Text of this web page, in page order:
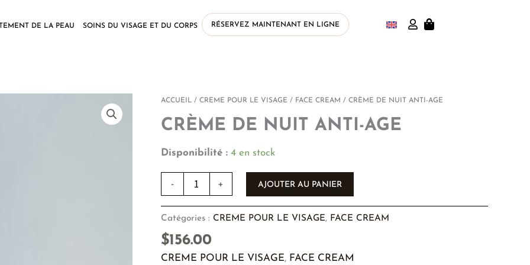
DE LA PEAU SOINS DU VISAGE ET DU CORPS RÉSERVEZ MAINTENANT EN LIGNE
ACCUEIL /CREME POUR LE VISAGE / FACE CREAM / CRÈME DE NUIT ANTI-AGE
CRÈME DE NUIT ANTI-AGE
Disponibilité : 4 en stock
-
quantité
CRÈME
NUIT
AGE
+ AJOUTER AU PANIER
Catégories : CREME POUR LE VISAGE, FACE CREAM
$156.00
CREME POUR LE VISAGE, FACE CREAM